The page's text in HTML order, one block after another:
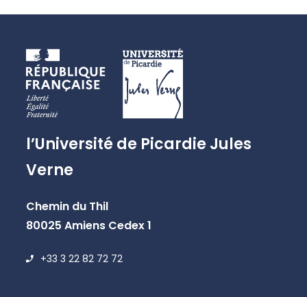
l’Université de Picardie Jules
Verne
Chemin du Thil
80025 Amiens Cedex 1
+33 3 22 82 72 72